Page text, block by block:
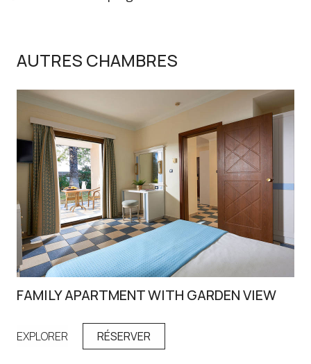
AUTRES CHAMBRES
FAMILY APARTMENT WITH GARDEN VIEW
EXPLORER RÉSERVER